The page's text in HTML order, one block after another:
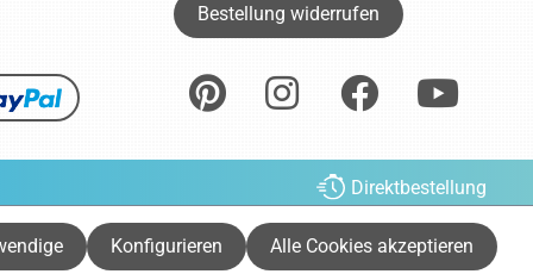
Bestellung widerrufen
Direktbestellung
anders beschrieben.
Konfigurieren Alle Cookies akzeptieren